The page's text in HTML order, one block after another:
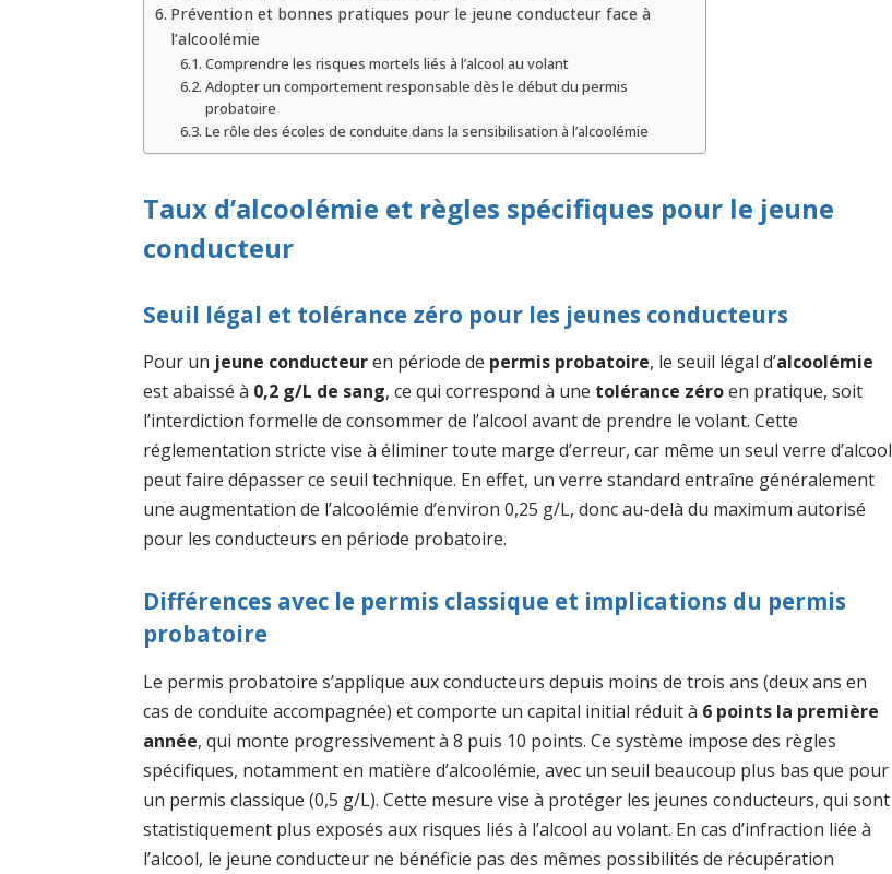
Prévention et bonnes pratiques pour le jeune conducteur face à
l’alcoolémie
Comprendre les risques mortels liés à l’alcool au volant
Adopter un comportement responsable dès le début du permis
probatoire
Le rôle des écoles de conduite dans la sensibilisation à l’alcoolémie
Taux d’alcoolémie et règles spécifiques pour le jeune
conducteur
Seuil légal et tolérance zéro pour les jeunes conducteurs
Pour un jeune conducteuren période de permis probatoire, le seuil légal d’alcoolémie
est abaissé à 0,2 g/L de sang, ce qui correspond à une tolérance zéroen pratique, soit
l’interdiction formelle de consommer de l’alcool avant de prendre le volant. Cette
réglementation stricte vise à éliminer toute marge d’erreur, car même un seul verre d’alcool
peut faire dépasser ce seuil technique. En effet, un verre standard entraîne généralement
une augmentation de l’alcoolémie d’environ 0,25 g/L, donc au-delà du maximum autorisé
pour les conducteurs en période probatoire.
Différences avec le permis classique et implications du permis
probatoire
Le permis probatoire s’applique aux conducteurs depuis moins de trois ans (deux ans en
cas de conduite accompagnée) et comporte un capital initial réduit à 6 points la première
année, qui monte progressivement à 8 puis 10 points. Ce système impose des règles
spécifiques, notamment en matière d’alcoolémie, avec un seuil beaucoup plus bas que pour
un permis classique (0,5 g/L). Cette mesure vise à protéger les jeunes conducteurs, qui sont
statistiquement plus exposés aux risques liés à l’alcool au volant. En cas d’infraction liée à
l’alcool, le jeune conducteur ne bénéficie pas des mêmes possibilités de récupération